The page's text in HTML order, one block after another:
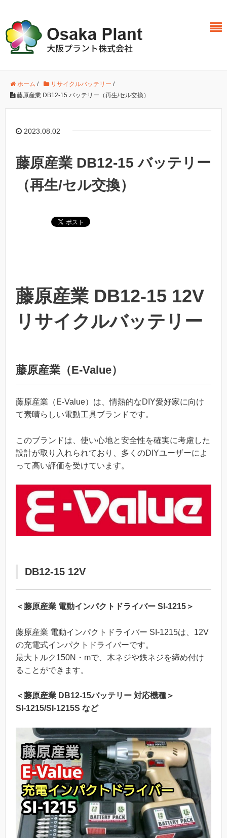
ホーム / リサイクルバッテリー /
藤原産業 DB12-15 バッテリー（再生/セル交換）
2023.08.02
藤原産業 DB12-15 バッテリー
（再生/セル交換）
藤原産業 DB12-15 12V
リサイクルバッテリー
藤原産業（E-Value）
藤原産業（E-Value）は、情熱的なDIY愛好家に向け
て素晴らしい電動工具ブランドです。
このブランドは、使い心地と安全性を確実に考慮した
設計が取り入れられており、多くのDIYユーザーによ
って高い評価を受けています。
DB12-15 12V
＜藤原産業 電動インパクトドライバー SI-1215＞
藤原産業 電動インパクトドライバー SI-1215は、12V
の充電式インパクトドライバーです。
最大トルク150N・mで、木ネジや鉄ネジを締め付け
ることができます。
＜藤原産業 DB12-15バッテリー 対応機種＞
SI-1215/SI-1215S など